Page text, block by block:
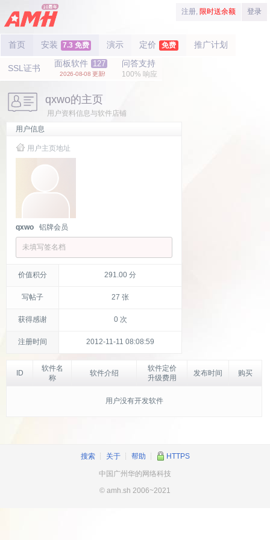
注册, 限时送余额 登录
首页 安装 7.3 免费 演示 定价 免费 推广计划
SSL证书 面板软件 127
2026-08-08 更新!
问答支持
100% 响应
qxwo的主页
用户资料信息与软件店铺
用户信息
用户主页地址
qxwo 铝牌会员
未填写签名档
价值积分 291.00 分
写帖子 27 张
获得感谢 0 次
注册时间 2012-11-11 08:08:59
ID
软件名
称
软件介绍
软件定价
升级费用
发布时间 购买
用户没有开发软件
搜索┊ 关于┊ 帮助 HTTPS
中国广州华的网络科技
© amh.sh 2006~2021